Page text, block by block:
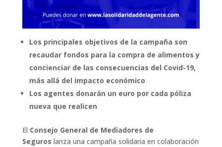
Los principales objetivos de la campaña son
recaudar fondos para la compra de alimentos y
concienciar de las consecuencias del Covid-19,
más allá del impacto económico
Los agentes donarán un euro por cada póliza
nueva que realicen
El Consejo General de Mediadores de
Seguros lanza una campaña solidaria en colaboración